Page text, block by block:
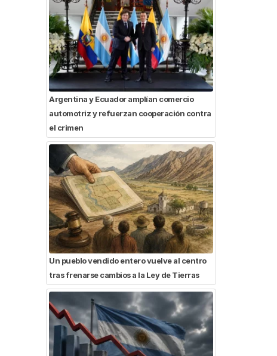
Argentina y Ecuador amplían comercio
automotriz y refuerzan cooperación contra
el crimen
Un pueblo vendido entero vuelve al centro
tras frenarse cambios a la Ley de Tierras